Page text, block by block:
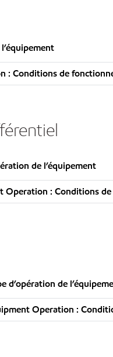
: Conditions de
de l’équipement
Operation : Conditions
d’opération de
Operation :